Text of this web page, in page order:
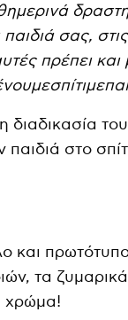
σας,
πρέπει
στο
και
τα
χρώμα!